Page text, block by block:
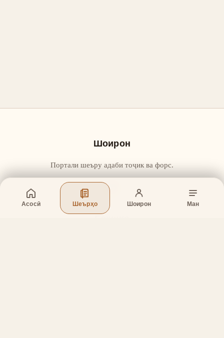
Асосӣ Шеърҳо Шоирон Ман
Шоирон
Портали шеъру адаби тоҷик ва форс.